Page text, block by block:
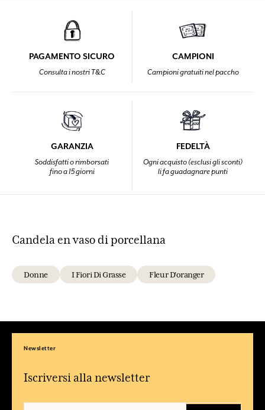
PAGAMENTO SICURO
Consulta i nostri T&C
CAMPIONI
Campioni gratuiti nel paccho
GARANZIA
Soddisfatti o rimborsati
fino a 15 giorni
FEDELTÀ
Ogni acquisto (esclusi gli sconti)
li fa guadagnare punti
Candela en vaso di porcellana
Donne I Fiori Di Grasse Fleur D'oranger
Newsletter
Iscriversi alla newsletter